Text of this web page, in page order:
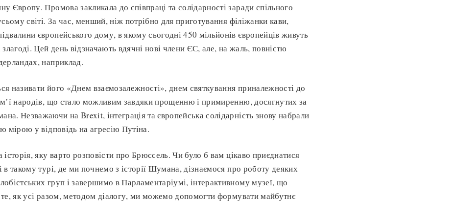
Європу. Промова закликала до співпраці та солідарності заради спільного
світі. За час, менший, ніж потрібно для приготування філіжанки кави,
європейського дому, в якому сьогодні 450 мільйонів європейців живуть
Цей день відзначають вдячні нові члени ЄС, але, на жаль, повністю
наприклад.
називати його «Днем взаємозалежності», днем святкування приналежності до
народів, що стало можливим завдяки прощенню і примиренню, досягнутих за
Незважаючи на Brexit, інтеграція та європейська солідарність знову набрали
мірою у відповідь на агресію Путіна.
яку варто розповісти про Брюссель. Чи було б вам цікаво приєднатися
в такому турі, де ми почнемо з історії Шумана, дізнаємося про роботу деяких
груп і завершимо в Парламентаріумі, інтерактивному музеї, що
те, як усі разом, методом діалогу, ми можемо допомогти формувати майбутнє